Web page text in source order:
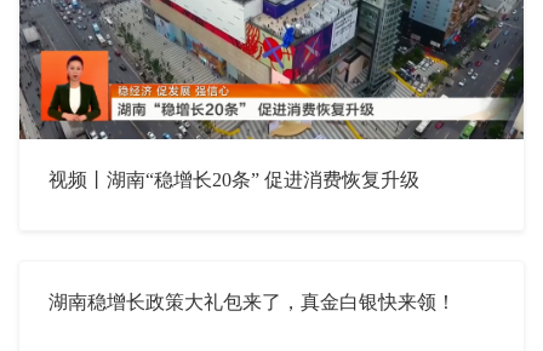
视频丨湖南“稳增长20条” 促进消费恢复升级
湖南稳增长政策大礼包来了，真金白银快来领！